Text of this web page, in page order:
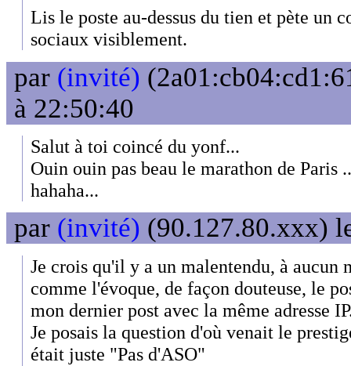
Lis le poste au-dessus du tien et pète un
sociaux visiblement.
par (invité)
à 22:50:40
Salut à toi coincé du yonf...
Ouin ouin pas beau le marathon de Paris
hahaha...
par (invité) (90.127.80.xxx)
Je crois qu'il y a un malentendu, à aucun
comme l'évoque, de façon douteuse, le
mon dernier post avec la même adresse
Je posais la question d'où venait le
était juste "Pas d'ASO"